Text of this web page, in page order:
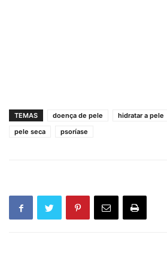
TEMAS doença de pele hidratar a pele
pele seca
psoríase